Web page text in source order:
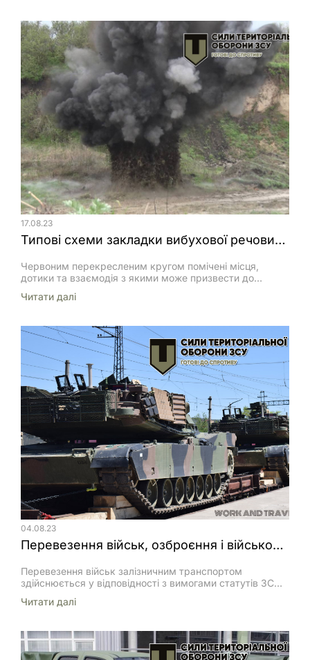
17.08.23
Типові схеми закладки вибухової речовини при знищенні вибухонебезпечних предметів
Червоним перекресленим кругом помічені місця,
дотики та взаємодія з якими може призвести до
Читати далi
04.08.23
Перевезення військ, озброєння і військової техніки на залізничному рухомому складі
Перевезення військ залізничним транспортом
здійснюється у відповідності з вимогами статутів ЗС
перевезень вантажів залізничним транспортом України,
морським, річковим та повітряним транспортом
(посилання х) та інших наказів та нормативних актів,
погоджених з відповідними міністерствами
Читати далi